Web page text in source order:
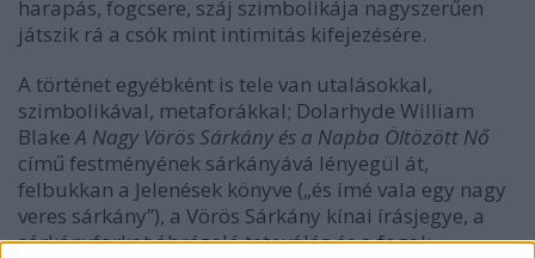
harapás, fogcsere, száj szimbolikája nagyszerűen
játszik rá a csók mint intimitás kifejezésére.
A történet egyébként is tele van utalásokkal,
szimbolikával, metaforákkal; Dolarhyde William
BlakeA Nagy Vörös Sárkány és a Napba Öltözött Nő
című festményének sárkányává lényegül át,
felbukkan a Jelenések könyve („és ímé vala egy nagy
veres sárkány”), a Vörös Sárkány kínai írásjegye, a
sárkányfarkat ábrázoló tetoválás és a fogak,